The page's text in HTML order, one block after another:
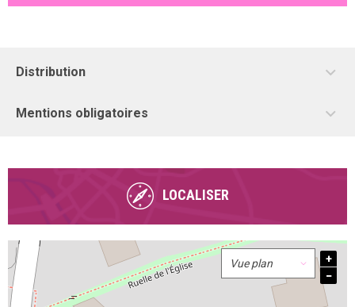
Distribution
Mentions obligatoires
LOCALISER
+
−